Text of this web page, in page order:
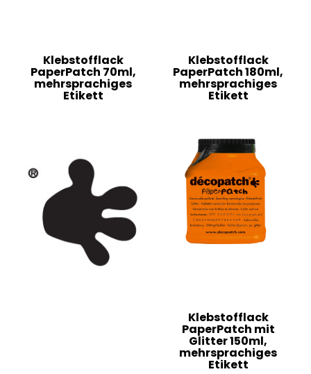
Klebstofflack
PaperPatch 70ml,
mehrsprachiges
Etikett
Klebstofflack
PaperPatch 180ml,
mehrsprachiges
Etikett
Klebstofflack
PaperPatch mit
Glitter 150ml,
mehrsprachiges
Etikett